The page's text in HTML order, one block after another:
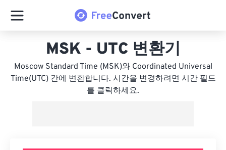
MSK - UTC 변환기
Moscow Standard Time (MSK)와 Coordinated Universal
Time(UTC) 간에 변환합니다. 시간을 변경하려면 시간 필드
를 클릭하세요.